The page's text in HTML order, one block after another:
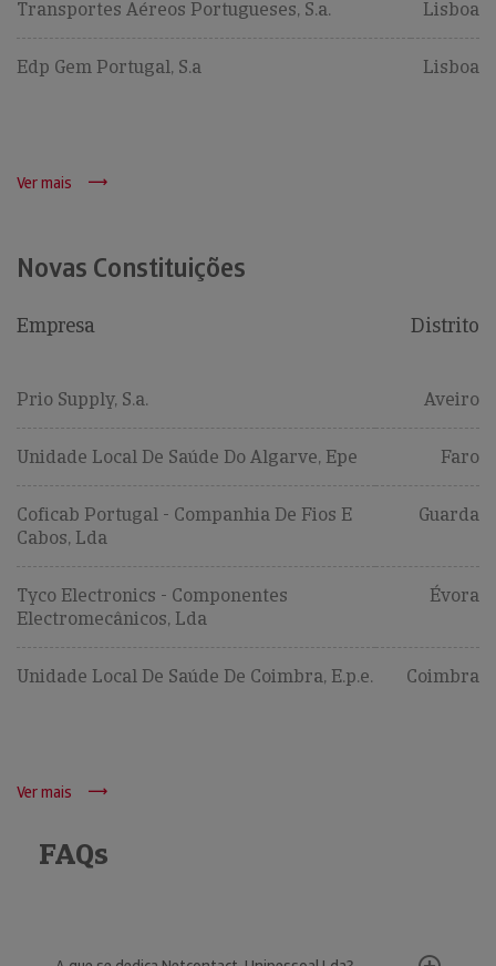
Transportes Aéreos Portugueses, S.a. Lisboa
Edp Gem Portugal, S.a Lisboa
Ver mais
Novas Constituições
Empresa Distrito
Prio Supply, S.a. Aveiro
Unidade Local De Saúde Do Algarve, Epe Faro
Coficab Portugal - Companhia De Fios E
Cabos, Lda
Guarda
Tyco Electronics - Componentes
Electromecânicos, Lda
Évora
Unidade Local De Saúde De Coimbra, E.p.e. Coimbra
Ver mais
FAQs